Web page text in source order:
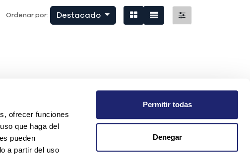
ofrecer funciones
que haga del
pueden
a partir del uso
Permitir todas
Denegar
Ordenar por: Destacado